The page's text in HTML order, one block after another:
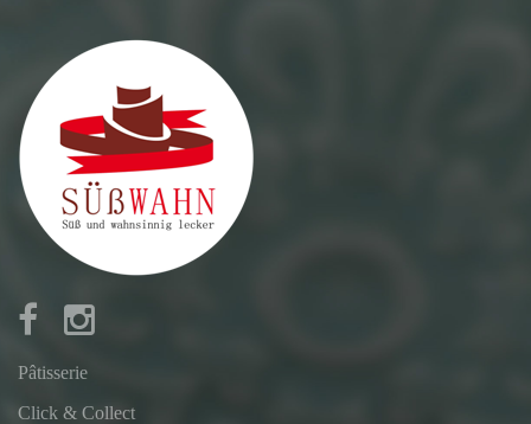
Pâtisserie
Click & Collect